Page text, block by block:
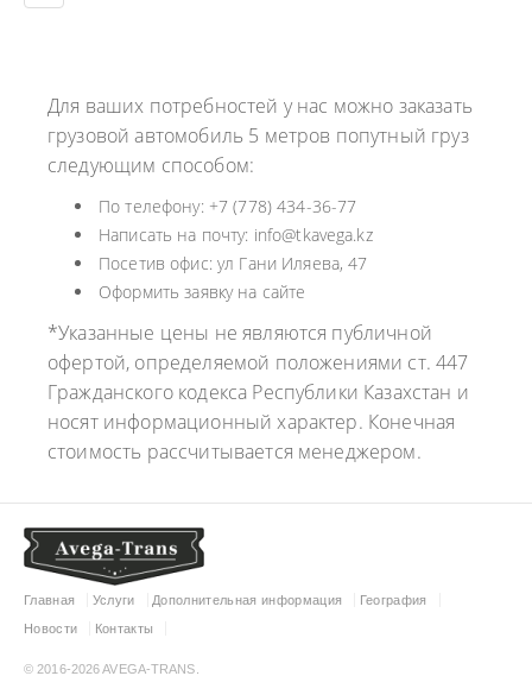
Для ваших потребностей у нас можно заказать
грузовой автомобиль 5 метров попутный груз
следующим способом:
По телефону: +7 (778) 434-36-77
Написать на почту: info@tkavega.kz
Посетив офис: ул Гани Иляева, 47
Оформить заявку на сайте
*Указанные цены не являются публичной
офертой, определяемой положениями ст. 447
Гражданского кодекса Республики Казахстан и
носят информационный характер. Конечная
стоимость рассчитывается менеджером.
Главная Услуги Дополнительная информация
География
Новости
Контакты
© 2016-2026 AVEGA-TRANS.